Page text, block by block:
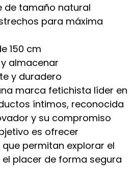
de tamaño natural
para máxima
150 cm
almacenar
y duradero
marca fetichista líder en
íntimos, reconocida
y su compromiso
es ofrecer
permitan explorar el
placer de forma segura